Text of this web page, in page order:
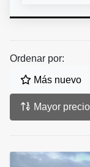
Ordenar por:
Más nuevo
Mayor precio